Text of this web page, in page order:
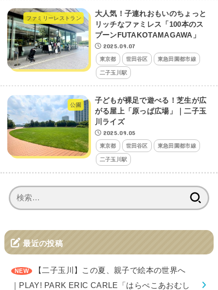
ファミリーレストラン
大人気！子連れおもいのちょっと
リッチなファミレス「100本のス
プーンFUTAKOTAMAGAWA」
2025.09.07
東京都 世田谷区 東急田園都市線
二子玉川駅
公園
子どもが裸足で遊べる！芝生が広
がる屋上「原っぱ広場」｜二子玉
川ライズ
2025.09.05
東京都 世田谷区 東急田園都市線
二子玉川駅
索:
最近の投稿
【二子玉川】この夏、親子で絵本の世界へ
｜PLAY! PARK ERIC CARLE「はらぺこあおむし